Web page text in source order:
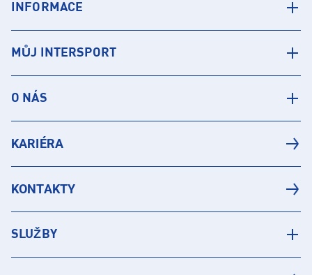
INFORMACE
MŮJ INTERSPORT
O NÁS
KARIÉRA
KONTAKTY
SLUŽBY